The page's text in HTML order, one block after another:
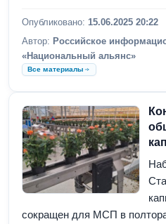
Опубликовано: 15.06.2025 20:22
Автор: Российское
«Национальный альянс»
Все материалы
сокращен для МСП в